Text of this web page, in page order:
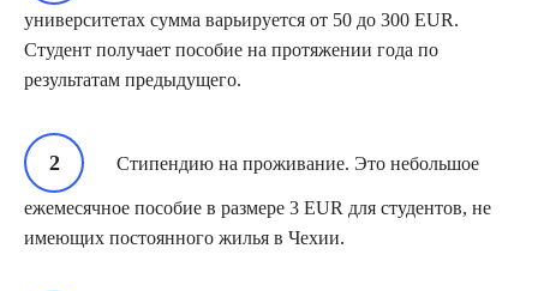
университетах сумма варьируется от 50 до 300 EUR.
Студент получает пособие на протяжении года по
результатам предыдущего.
Стипендию на проживание. Это небольшое
ежемесячное пособие в размере 3 EUR для студентов, не
имеющих постоянного жилья в Чехии.